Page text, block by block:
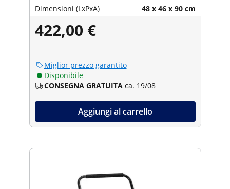
Dimensioni (LxPxA) 48 x 46 x 90 cm
422,00 €
Miglior prezzo garantito
Disponibile
CONSEGNA GRATUITA ca. 19/08
Aggiungi al carrello